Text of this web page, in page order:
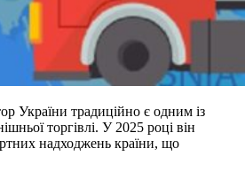
України традиційно є одним із
торгівлі. У 2025 році він
надходжень країни, що